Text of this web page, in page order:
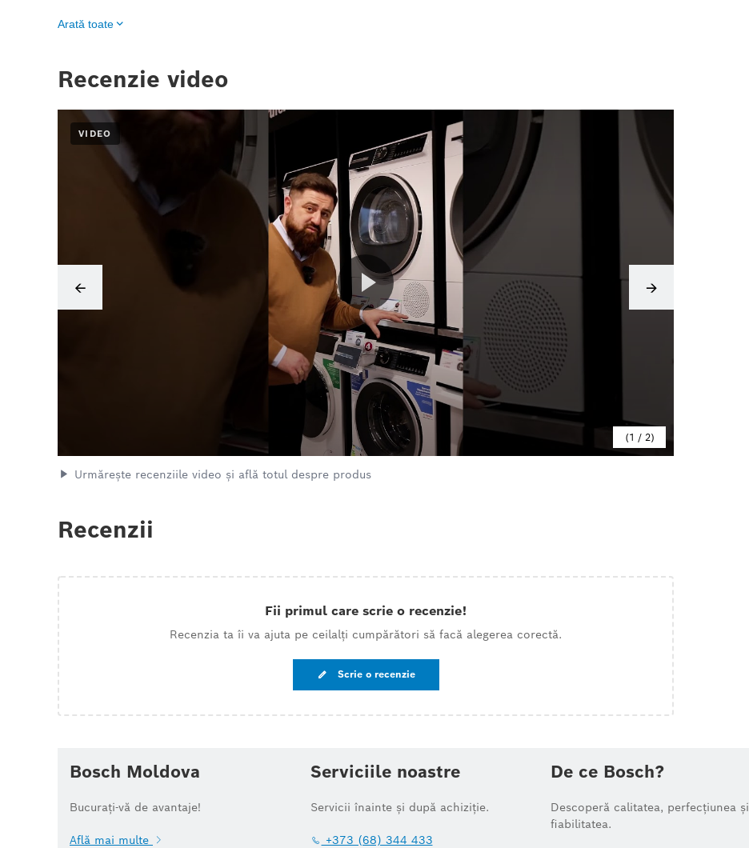
Arată toate
Recenzie video
VIDEO
1 / 2
Urmărește recenziile video și află totul despre produs
Recenzii
Fii primul care scrie o recenzie!
Recenzia ta îi va ajuta pe ceilalți cumpărători să facă alegerea corectă.
Scrie o recenzie
Bosch Moldova
Bucurați-vă de avantaje!
Află mai multe
Serviciile noastre
Servicii înainte și după achiziție.
+373 (68) 344 433
De ce Bosch?
Descoperă calitatea, perfecțiunea și
fiabilitatea.